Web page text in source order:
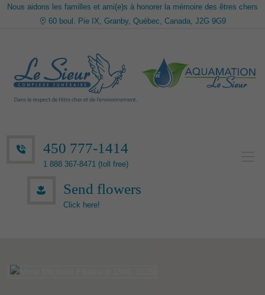
Nous aidons les familles et ami(e)s à honorer la mémoire des êtres chers
60 boul. Pie IX, Granby, Québec, Canada, J2G 9G9
450 777-1414
1 888 367-8471 (toll free)
Send flowers
Click here!